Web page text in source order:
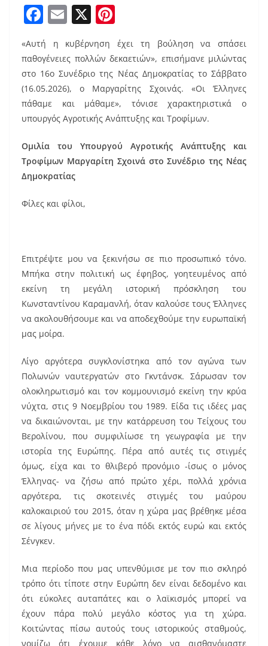
F
a
c
e
b
o
o
k
E
m
ai
l
X
nt
er
e
st
«Αυτή η κυβέρνηση έχει τη βούληση να σπάσει
παθογένειες πολλών δεκαετιών», επισήμανε μιλώντας
στο 16ο Συνέδριο της Νέας Δημοκρατίας το Σάββατο
(16.05.2026), ο Μαργαρίτης Σχοινάς. «Οι Έλληνες
πάθαμε και μάθαμε», τόνισε χαρακτηριστικά ο
υπουργός Αγροτικής Ανάπτυξης και Τροφίμων.
Ομιλία του Υπουργού Αγροτικής Ανάπτυξης και
Τροφίμων Μαργαρίτη Σχοινά στο Συνέδριο της Νέας
Δημοκρατίας
Φίλες και φίλοι,
Επιτρέψτε μου να ξεκινήσω σε πιο προσωπικό τόνο.
Μπήκα στην πολιτική ως έφηβος, γοητευμένος από
εκείνη τη μεγάλη ιστορική πρόσκληση του
Κωνσταντίνου Καραμανλή, όταν καλούσε τους Έλληνες
να ακολουθήσουμε και να αποδεχθούμε την ευρωπαϊκή
μας μοίρα.
Λίγο αργότερα συγκλονίστηκα από τον αγώνα των
Πολωνών ναυτεργατών στο Γκντάνσκ. Σάρωσαν τον
ολοκληρωτισμό και τον κομμουνισμό εκείνη την κρύα
νύχτα, στις 9 Νοεμβρίου του 1989. Είδα τις ιδέες μας
να δικαιώνονται, με την κατάρρευση του Τείχους του
Βερολίνου, που συμφιλίωσε τη γεωγραφία με την
ιστορία της Ευρώπης. Πέρα από αυτές τις στιγμές
όμως, είχα και το θλιβερό προνόμιο -ίσως ο μόνος
Έλληνας- να ζήσω από πρώτο χέρι, πολλά χρόνια
αργότερα, τις σκοτεινές στιγμές του μαύρου
καλοκαιριού του 2015, όταν η χώρα μας βρέθηκε μέσα
σε λίγους μήνες με το ένα πόδι εκτός ευρώ και εκτός
Σένγκεν.
Μια περίοδο που μας υπενθύμισε με τον πιο σκληρό
τρόπο ότι τίποτε στην Ευρώπη δεν είναι δεδομένο και
ότι εύκολες αυταπάτες και ο λαϊκισμός μπορεί να
έχουν πάρα πολύ μεγάλο κόστος για τη χώρα.
Κοιτώντας πίσω αυτούς τους ιστορικούς σταθμούς,
νομίζω ότι έχουμε κάθε λόγο να αισθανόμαστε